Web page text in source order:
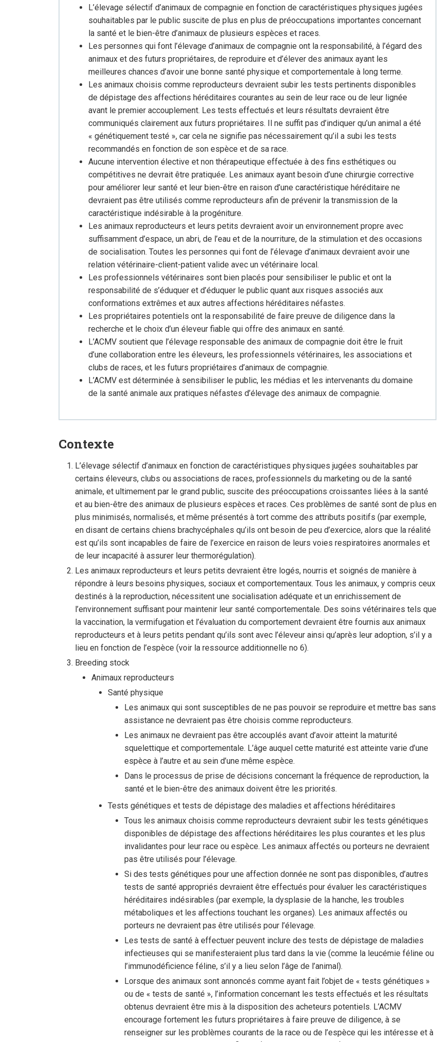
L’élevage sélectif d’animaux de compagnie en fonction de caractéristiques physiques jugées
souhaitables par le public suscite de plus en plus de préoccupations importantes concernant
la santé et le bien-être d’animaux de plusieurs espèces et races.
Les personnes qui font l’élevage d’animaux de compagnie ont la responsabilité, à l’égard des
animaux et des futurs propriétaires, de reproduire et d’élever des animaux ayant les
meilleures chances d’avoir une bonne santé physique et comportementale à long terme.
Les animaux choisis comme reproducteurs devraient subir les tests pertinents disponibles
de dépistage des affections héréditaires courantes au sein de leur race ou de leur lignée
avant le premier accouplement. Les tests effectués et leurs résultats devraient être
communiqués clairement aux futurs propriétaires. Il ne suffit pas d’indiquer qu’un animal a été
« génétiquement testé », car cela ne signifie pas nécessairement qu’il a subi les tests
recommandés en fonction de son espèce et de sa race.
Aucune intervention élective et non thérapeutique effectuée à des fins esthétiques ou
compétitives ne devrait être pratiquée. Les animaux ayant besoin d’une chirurgie corrective
pour améliorer leur santé et leur bien-être en raison d’une caractéristique héréditaire ne
devraient pas être utilisés comme reproducteurs afin de prévenir la transmission de la
caractéristique indésirable à la progéniture.
Les animaux reproducteurs et leurs petits devraient avoir un environnement propre avec
suffisamment d’espace, un abri, de l’eau et de la nourriture, de la stimulation et des occasions
de socialisation. Toutes les personnes qui font de l’élevage d’animaux devraient avoir une
relation vétérinaire-client-patient valide avec un vétérinaire local.
Les professionnels vétérinaires sont bien placés pour sensibiliser le public et ont la
responsabilité de s’éduquer et d’éduquer le public quant aux risques associés aux
conformations extrêmes et aux autres affections héréditaires néfastes.
Les propriétaires potentiels ont la responsabilité de faire preuve de diligence dans la
recherche et le choix d’un éleveur fiable qui offre des animaux en santé.
L’ACMV soutient que l’élevage responsable des animaux de compagnie doit être le fruit
d’une collaboration entre les éleveurs, les professionnels vétérinaires, les associations et
clubs de races, et les futurs propriétaires d’animaux de compagnie.
L’ACMV est déterminée à sensibiliser le public, les médias et les intervenants du domaine
de la santé animale aux pratiques néfastes d’élevage des animaux de compagnie.
Contexte
L’élevage sélectif d’animaux en fonction de caractéristiques physiques jugées souhaitables par
certains éleveurs, clubs ou associations de races, professionnels du marketing ou de la santé
animale, et ultimement par le grand public, suscite des préoccupations croissantes liées à la santé
et au bien-être des animaux de plusieurs espèces et races. Ces problèmes de santé sont de plus en
plus minimisés, normalisés, et même présentés à tort comme des attributs positifs (par exemple,
en disant de certains chiens brachycéphales qu’ils ont besoin de peu d’exercice, alors que la réalité
est qu’ils sont incapables de faire de l’exercice en raison de leurs voies respiratoires anormales et
de leur incapacité à assurer leur thermorégulation).
Les animaux reproducteurs et leurs petits devraient être logés, nourris et soignés de manière à
répondre à leurs besoins physiques, sociaux et comportementaux. Tous les animaux, y compris ceux
destinés à la reproduction, nécessitent une socialisation adéquate et un enrichissement de
l’environnement suffisant pour maintenir leur santé comportementale. Des soins vétérinaires tels que
la vaccination, la vermifugation et l’évaluation du comportement devraient être fournis aux animaux
reproducteurs et à leurs petits pendant qu’ils sont avec l’éleveur ainsi qu’après leur adoption, s’il y a
lieu en fonction de l’espèce (voir la ressource additionnelle no 6).
Breeding stock
Animaux reproducteurs
Santé physique
Les animaux qui sont susceptibles de ne pas pouvoir se reproduire et mettre bas sans
assistance ne devraient pas être choisis comme reproducteurs.
Les animaux ne devraient pas être accouplés avant d’avoir atteint la maturité
squelettique et comportementale. L’âge auquel cette maturité est atteinte varie d’une
espèce à l’autre et au sein d’une même espèce.
Dans le processus de prise de décisions concernant la fréquence de reproduction, la
santé et le bien-être des animaux doivent être les priorités.
Tests génétiques et tests de dépistage des maladies et affections héréditaires
Tous les animaux choisis comme reproducteurs devraient subir les tests génétiques
disponibles de dépistage des affections héréditaires les plus courantes et les plus
invalidantes pour leur race ou espèce. Les animaux affectés ou porteurs ne devraient
pas être utilisés pour l’élevage.
Si des tests génétiques pour une affection donnée ne sont pas disponibles, d’autres
tests de santé appropriés devraient être effectués pour évaluer les caractéristiques
héréditaires indésirables (par exemple, la dysplasie de la hanche, les troubles
métaboliques et les affections touchant les organes). Les animaux affectés ou
porteurs ne devraient pas être utilisés pour l’élevage.
Les tests de santé à effectuer peuvent inclure des tests de dépistage de maladies
infectieuses qui se manifesteraient plus tard dans la vie (comme la leucémie féline ou
l’immunodéficience féline, s’il y a lieu selon l’âge de l’animal).
Lorsque des animaux sont annoncés comme ayant fait l’objet de « tests génétiques »
ou de « tests de santé », l’information concernant les tests effectués et les résultats
obtenus devraient être mis à la disposition des acheteurs potentiels. L’ACMV
encourage fortement les futurs propriétaires à faire preuve de diligence, à se
renseigner sur les problèmes courants de la race ou de l’espèce qui les intéresse et à